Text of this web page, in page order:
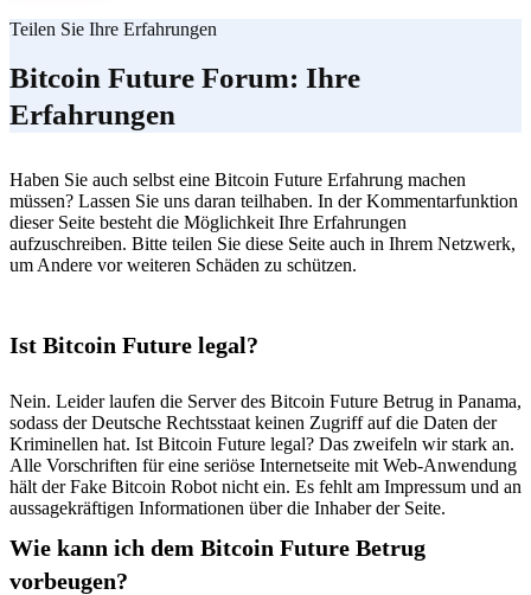
Teilen Sie Ihre Erfahrungen
Bitcoin Future Forum: Ihre
Erfahrungen
Haben Sie auch selbst eine Bitcoin Future Erfahrung machen
müssen? Lassen Sie uns daran teilhaben. In der Kommentarfunktion
dieser Seite besteht die Möglichkeit Ihre Erfahrungen
aufzuschreiben. Bitte teilen Sie diese Seite auch in Ihrem Netzwerk,
um Andere vor weiteren Schäden zu schützen.
Ist Bitcoin Future legal?
Nein. Leider laufen die Server des Bitcoin Future Betrug in Panama,
sodass der Deutsche Rechtsstaat keinen Zugriff auf die Daten der
Kriminellen hat. Ist Bitcoin Future legal? Das zweifeln wir stark an.
Alle Vorschriften für eine seriöse Internetseite mit Web-Anwendung
hält der Fake Bitcoin Robot nicht ein. Es fehlt am Impressum und an
aussagekräftigen Informationen über die Inhaber der Seite.
Wie kann ich dem Bitcoin Future Betrug
vorbeugen?